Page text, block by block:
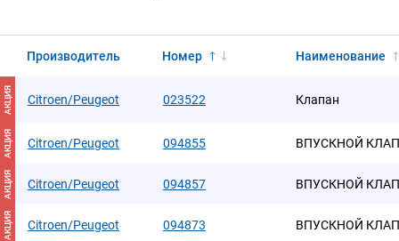
Производитель Номер Наименование
АКЦИЯ Citroen/Peugeot 023522 Клапан
АКЦИЯ Citroen/Peugeot 094855 ВПУСКНОЙ
АКЦИЯ Citroen/Peugeot 094857 ВПУСКНОЙ
АКЦИЯ Citroen/Peugeot 094873 ВПУСКНОЙ